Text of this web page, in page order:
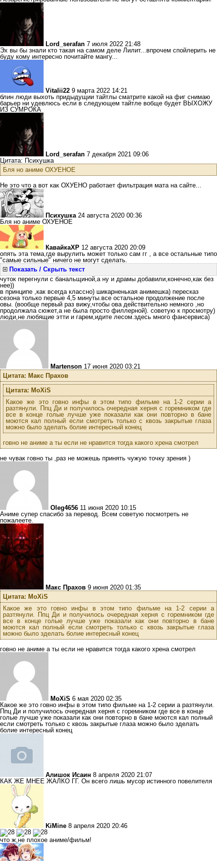
Lord_serafan 7 июля 2022 21:48
Эх вы бы знали кто такая на самом деле Лилит...впрочем спойлерить не
буду кому интересно почитайте мангу...
Vitalii22 9 марта 2022 14:21
блин люди выхоть придыдущии тайтлы сматрите какой на фиг снимаю
барьер ни удевлюсь если в следующем тайтле вобще будет ВЫХОЖУ
ИЗ СУМРОКА
Lord_serafan 7 декабря 2021 09:06
Цитата: Психушка
Бля но аниме ОХУЕНОЕ
Не это что а вот как ОХУЕНО работает фильтрация мата на сайте...
Психушка 24 августа 2020 00:36
Бля но аниме ОХУЕНОЕ
КавайкаXP 12 августа 2020 20:09
опять эта тема,где вырулить может только сам гг , а все остальные типо
"самые сильные" ничего не могут сделать.
Показать / Скрыть текст
чуток перегнули с банальщиной,а ну и драмы добавили,конечно,как без
нее))
в принципе ,как всегда классно) шикарненькая анимешка) пересказ
сезона только первые 4,5 минуты.все остальное продолжение после
овы. (вообще первый раз вижу,чтобы ова действительно немного ,но
продолжала сюжет,а не была просто филлерной). советую к просмотру)
люди,не любящие этти и гарем,идите лесом.здесь много фансервиса)
Martenson 17 июня 2020 03:21
Цитата: Макс Прахов
Цитата: MoXiS
Какое же это говно инфы в этом типо фильме на 1-2 серии а
разтянули. Ппц Ди и получилось очередная херня с горемником где
все в конце голые лучше уже показали как они повторно в бане
моются кал полный если смотреть только с квозь закрытые глаза
можно было зделать болие интересный конец
говно не аниме а ты если не нравится тогда какого хрена смотрел
не чувак говно ты ,раз не можешь принять чужую точку зрения )
Oleg4656 11 июня 2020 10:15
Аниме супер спасибо за перевод. Всем советую посмотреть не
пожалеете.
Макс Прахов 9 июня 2020 01:35
Цитата: MoXiS
Какое же это говно инфы в этом типо фильме на 1-2 серии а
разтянули. Ппц Ди и получилось очередная херня с горемником где
все в конце голые лучше уже показали как они повторно в бане
моются кал полный если смотреть только с квозь закрытые глаза
можно было зделать болие интересный конец
говно не аниме а ты если не нравится тогда какого хрена смотрел
MoXiS 6 мая 2020 02:35
Какое же это говно инфы в этом типо фильме на 1-2 серии а разтянули.
Ппц Ди и получилось очередная херня с горемником где все в конце
голые лучше уже показали как они повторно в бане моются кал полный
если смотреть только с квозь закрытые глаза можно было зделать
болие интересный конец
Алишок Исаин 8 апреля 2020 21:07
КАК ЖЕ МНЕЕ ЖАЛКО ГГ. Он всего лишь мусор истинного повелителя
KiMine 8 апреля 2020 20:46
что ж,не плохое аниме/фильм!